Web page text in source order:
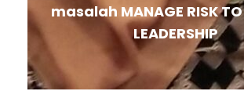
masalah MANAGE RISK TO
LEADERSHIP